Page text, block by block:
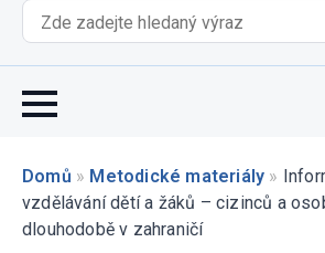
Domů » Metodické materiály »
vzdělávání dětí a žáků – cizinců a
dlouhodobě v zahraničí